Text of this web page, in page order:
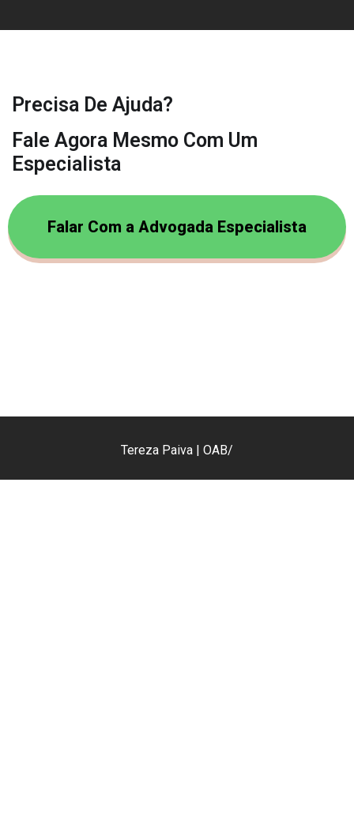
Precisa De Ajuda?
Fale Agora Mesmo Com Um
Especialista
Falar Com a Advogada Especialista
Tereza Paiva | OAB/